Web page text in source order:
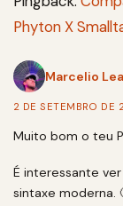
Phyton X
Marcelio
2 DE SETEMBRO DE
Muito bom o teu
É interessante
sintaxe moderna.